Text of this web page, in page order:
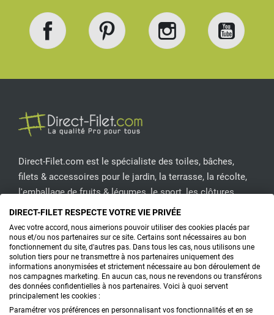
Direct-Filet.com est le spécialiste des toiles, bâches,
filets & accessoires pour le jardin, la terrasse, la récolte,
l'emballage de fruits & légumes, le sport, les clôtures...
CONTACTEZ-NOUS
PRODUITS
CONSEILS
DIRECT-FILET RESPECTE VOTRE VIE PRIVÉE
Avec votre accord, nous aimerions pouvoir utiliser des cookies placés par
nous et/ou nos partenaires sur ce site. Certains sont nécessaires au bon
fonctionnement du site, d'autres pas. Dans tous les cas, nous utilisons une
solution tiers pour ne transmettre à nos partenaires uniquement des
informations anonymisées et strictement nécessaire au bon déroulement de
nos campagnes marketing. En aucun cas, nous ne revendons ou transférons
des données confidentielles à nos partenaires. Voici à quoi servent
principalement les cookies :
Paramétrer vos préférences en personnalisant vos fonctionnalités et en se